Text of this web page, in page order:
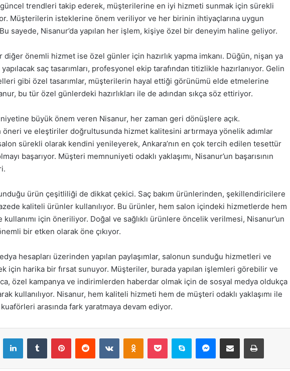
güncel trendleri takip ederek, müşterilerine en iyi hizmeti sunmak için sürekli
Müşterilerin isteklerine önem veriliyor ve her birinin ihtiyaçlarına uygun
sayede, Nisanur’da yapılan her işlem, kişiye özel bir deneyim haline geliyor.
önemli hizmet ise özel günler için hazırlık yapma imkanı. Düğün, nişan ya
saç tasarımları, profesyonel ekip tarafından titizlikle hazırlanıyor. Gelin
gibi özel tasarımlar, müşterilerin hayal ettiği görünümü elde etmelerine
bu tür özel günlerdeki hazırlıkları ile de adından sıkça söz ettiriyor.
büyük önem veren Nisanur, her zaman geri dönüşlere açık.
ve eleştiriler doğrultusunda hizmet kalitesini artırmaya yönelik adımlar
sürekli olarak kendini yenileyerek, Ankara’nın en çok tercih edilen tesettür
başarıyor. Müşteri memnuniyeti odaklı yaklaşımı, Nisanur’un başarısının
ürün çeşitliliği de dikkat çekici. Saç bakım ürünlerinden, şekillendiricilere
kaliteli ürünler kullanılıyor. Bu ürünler, hem salon içindeki hizmetlerde hem
için öneriliyor. Doğal ve sağlıklı ürünlere öncelik verilmesi, Nisanur’un
bir etken olarak öne çıkıyor.
hesapları üzerinden yapılan paylaşımlar, salonun sunduğu hizmetleri ve
için harika bir fırsat sunuyor. Müşteriler, burada yapılan işlemleri görebilir ve
özel kampanya ve indirimlerden haberdar olmak için de sosyal medya oldukça
kullanılıyor. Nisanur, hem kaliteli hizmeti hem de müşteri odaklı yaklaşımı ile
arasında fark yaratmaya devam ediyor.
LinkedInTumblr PinterestReddit VKontakteOdnoklassniki
Pocket Skype Messenger
E-Posta ile paylaş Yazdır